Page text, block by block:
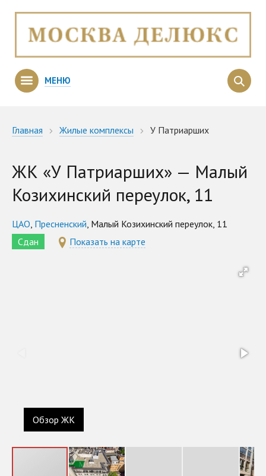
МЕНЮ
Главная Жилые комплексы У Патриарших
ЖК «У Патриарших» — Малый
Козихинский переулок, 11
ЦАО Пресненский , Малый Козихинский переулок, 11
Сдан
Показать на карте
Обзор ЖК